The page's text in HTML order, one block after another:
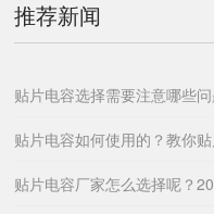
推荐新闻
贴片电容选择需要注意哪些问
贴片电容如何使用的？教你